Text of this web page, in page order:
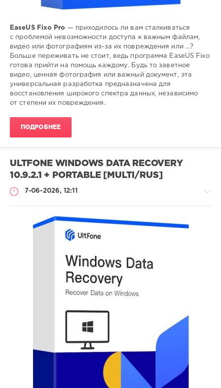
EaseUS Fixo Pro — приходилось ли вам сталкиваться
с проблемой невозможности доступа к важным файлам,
видео или фотографиям из-за их повреждения или …?
Больше переживать не стоит, ведь программа EaseUS Fixo
готова прийти на помощь каждому. Будь то заветное
видео, ценная фотография или важный документ, эта
универсальная разработка предназначена для
восстановления широкого спектра данных, независимо
от степени их повреждения.
ПОДРОБНЕЕ
ULTFONE WINDOWS DATA RECOVERY
10.9.2.1 + PORTABLE [MULTI/RUS]
7-06-2026, 12:11
восстановить,